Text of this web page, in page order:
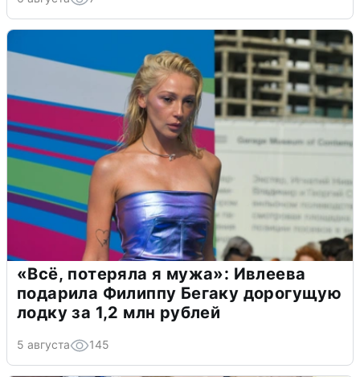
«Всё, потеряла я мужа»: Ивлеева
подарила Филиппу Бегаку дорогущую
лодку за 1,2 млн рублей
5 августа 145